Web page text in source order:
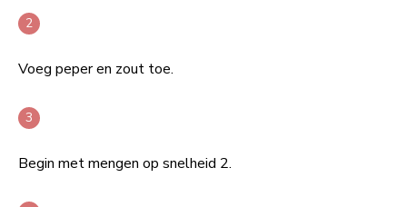
Voeg peper en zout toe.
Begin met mengen op snelheid 2.